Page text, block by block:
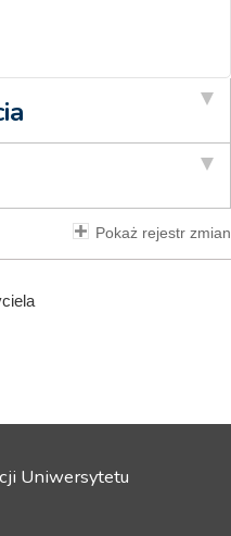
Pokaż rejestr zmian
Uniwersytetu